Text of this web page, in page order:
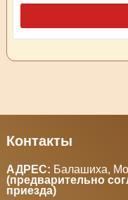
Контакты
АДРЕС: Балашиха,
(предварительно
приезда)